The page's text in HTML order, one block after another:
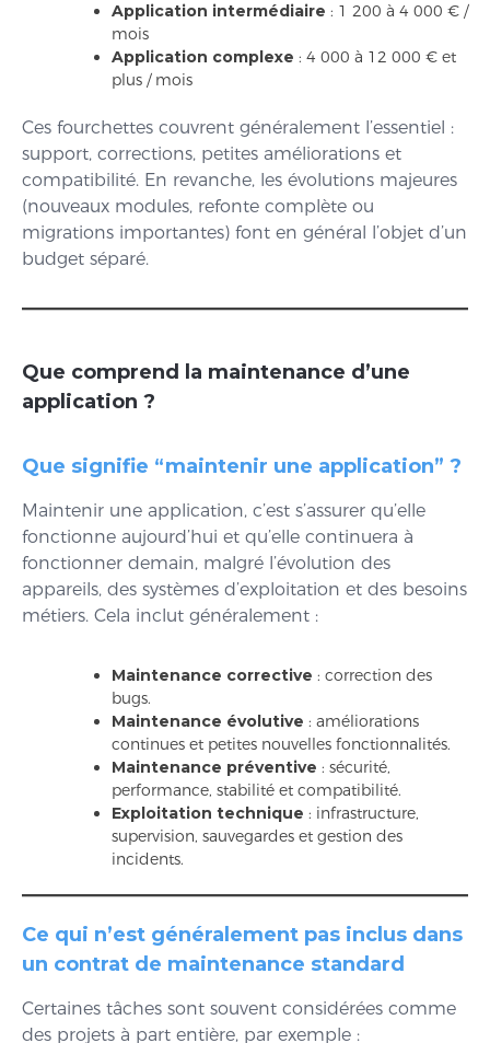
Application intermédiaire : 1 200 à 4 000 € /
mois
Application complexe : 4 000 à 12 000 € et
plus / mois
Ces fourchettes couvrent généralement l’essentiel :
support, corrections, petites améliorations et
compatibilité. En revanche, les évolutions majeures
(nouveaux modules, refonte complète ou
migrations importantes) font en général l’objet d’un
budget séparé.
Que comprend la maintenance d’une
application ?
Que signifie “maintenir une application” ?
Maintenir une application, c’est s’assurer qu’elle
fonctionne aujourd’hui et qu’elle continuera à
fonctionner demain, malgré l’évolution des
appareils, des systèmes d’exploitation et des besoins
métiers. Cela inclut généralement :
Maintenance corrective : correction des
bugs.
Maintenance évolutive : améliorations
continues et petites nouvelles fonctionnalités.
Maintenance préventive : sécurité,
performance, stabilité et compatibilité.
Exploitation technique : infrastructure,
supervision, sauvegardes et gestion des
incidents.
Ce qui n’est généralement pas inclus dans
un contrat de maintenance standard
Certaines tâches sont souvent considérées comme
des projets à part entière, par exemple :